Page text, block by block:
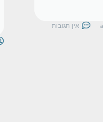
אין תגובות